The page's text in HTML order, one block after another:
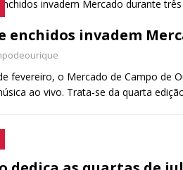
enchidos invadem
fevereiro, o Mercado de Campo de
ao vivo. Trata-se da quarta